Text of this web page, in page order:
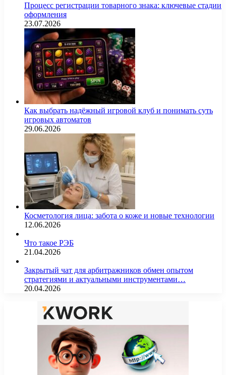
Процесс регистрации товарного знака: ключевые стадии
оформления
23.07.2026
Как выбрать надёжный игровой клуб и понимать суть
игровых автоматов
29.06.2026
Косметология лица: забота о коже и новые технологии
12.06.2026
Что такое РЭБ
21.04.2026
Закрытый чат для арбитражников обмен опытом
стратегиями и актуальными инструментами…
20.04.2026